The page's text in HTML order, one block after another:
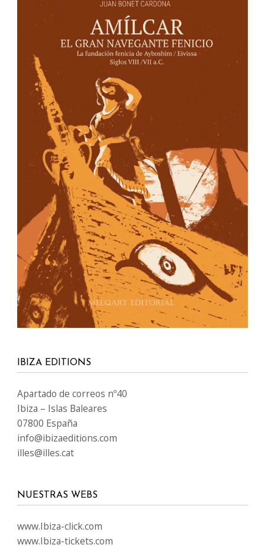
IBIZA EDITIONS
Apartado de correos nº40
Ibiza – Islas Baleares
07800 España
info@ibizaeditions.com
illes@illes.cat
NUESTRAS WEBS
www.Ibiza-click.com
www.Ibiza-tickets.com